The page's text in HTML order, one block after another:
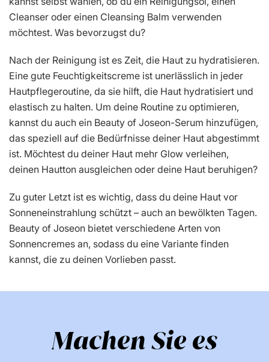
Cleanser oder einen Cleansing Balm verwenden
möchtest. Was bevorzugst du?
Nach der Reinigung ist es Zeit, die Haut zu hydratisieren.
Eine gute Feuchtigkeitscreme ist unerlässlich in jeder
Hautpflegeroutine, da sie hilft, die Haut hydratisiert und
elastisch zu halten. Um deine Routine zu optimieren,
kannst du auch ein Beauty of Joseon-Serum hinzufügen,
das speziell auf die Bedürfnisse deiner Haut abgestimmt
ist. Möchtest du deiner Haut mehr Glow verleihen,
deinen Hautton ausgleichen oder deine Haut beruhigen?
Zu guter Letzt ist es wichtig, dass du deine Haut vor
Sonneneinstrahlung schützt – auch an bewölkten Tagen.
Beauty of Joseon bietet verschiedene Arten von
Sonnencremes an, sodass du eine Variante finden
kannst, die zu deinen Vorlieben passt.
Machen Sie es